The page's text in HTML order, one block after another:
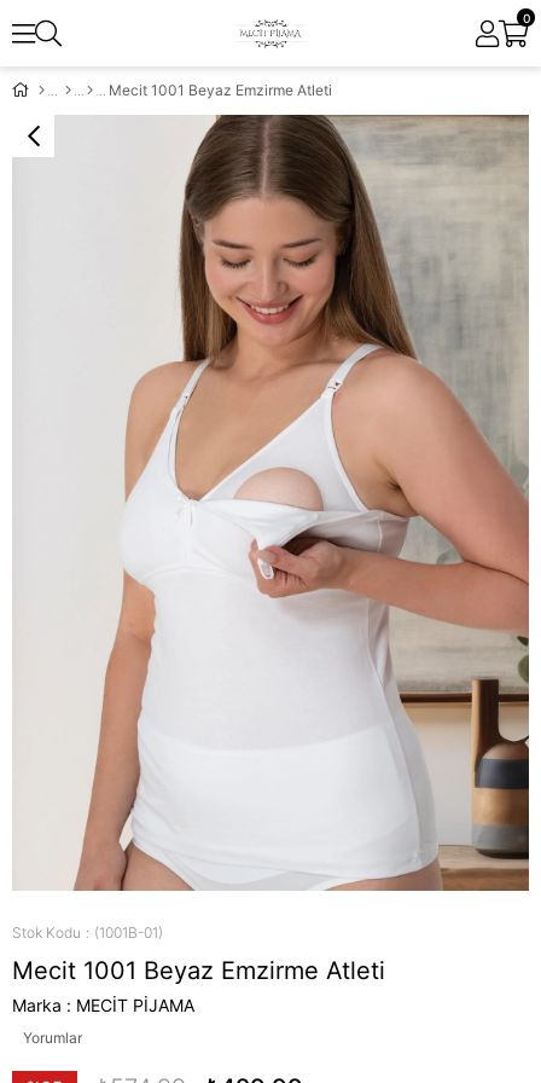
0
Mecit 1001 Beyaz Emzirme Atleti
Stok Kodu (1001B-01)
Mecit 1001 Beyaz Emzirme Atleti
Marka : MECİT PİJAMA
Yorumlar